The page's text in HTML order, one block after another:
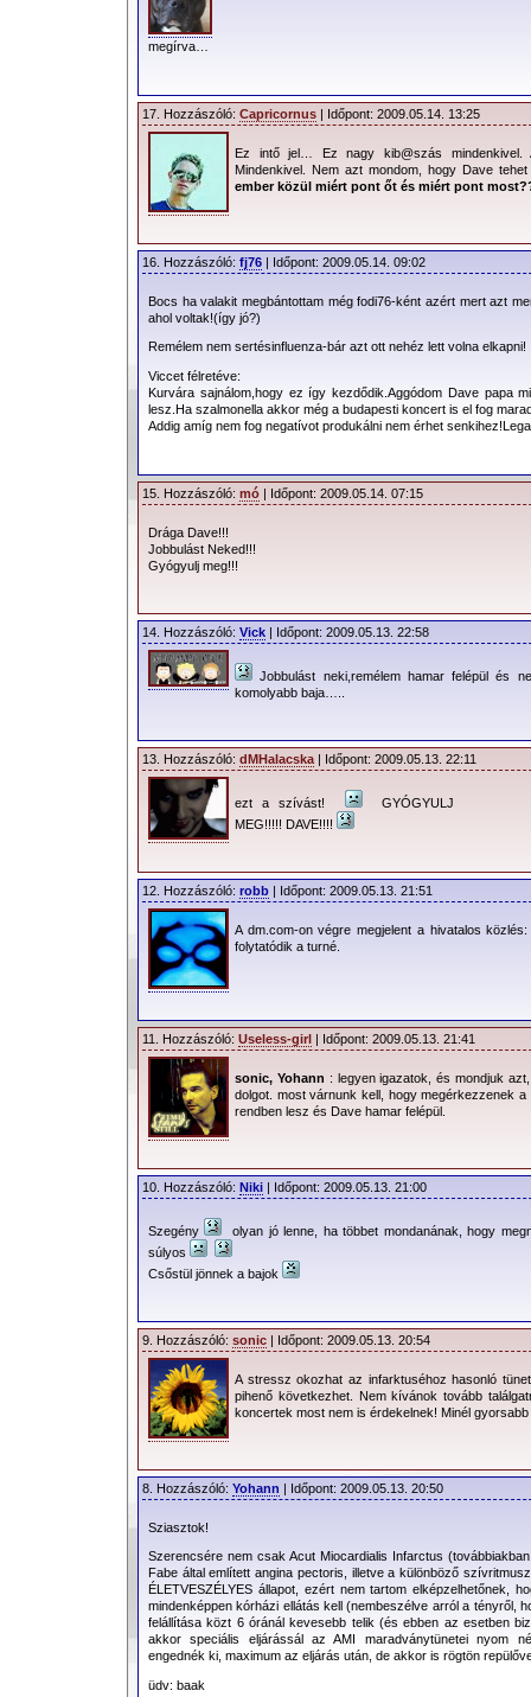
megírva…
17. Hozzászóló: Capricornus | Időpont: 2009.05.14. 13:25
Ez intő jel… Ez nagy kib@szás mindenkivel.
Mindenkivel. Nem azt mondom, hogy Dave
ember közül miért pont őt és miért pont
16. Hozzászóló: fj76 | Időpont: 2009.05.14. 09:02
Bocs ha valakit megbántottam még fodi76-ként azért mert azt
ahol voltak!(így jó?)
Remélem nem sertésinfluenza-bár azt ott nehéz lett volna elkapni!
Viccet félretéve:
Kurvára sajnálom,hogy ez így kezdődik.Aggódom Dave papa
lesz.Ha szalmonella akkor még a budapesti koncert is el fog
Addig amíg nem fog negatívot produkálni nem érhet
15. Hozzászóló: mó | Időpont: 2009.05.14. 07:15
Drága Dave!!!
Jobbulást Neked!!!
Gyógyulj meg!!!
14. Hozzászóló: Vick | Időpont: 2009.05.13. 22:58
Jobbulást neki,remélem hamar felépül és
komolyabb baja…..
13. Hozzászóló: dMHalacska | Időpont: 2009.05.13. 22:11
ezt a szívást!
GYÓGYULJ
MEG!!!!! DAVE!!!!
12. Hozzászóló: robb | Időpont: 2009.05.13. 21:51
A dm.com-on végre megjelent a hivatalos
folytatódik a turné.
11. Hozzászóló: Useless-girl | Időpont: 2009.05.13. 21:41
sonic, Yohann : legyen igazatok, és mondjuk
dolgot. most várnunk kell, hogy megérkezzenek
rendben lesz és Dave hamar felépül.
10. Hozzászóló: Niki | Időpont: 2009.05.13. 21:00
Szegény
olyan jó lenne, ha többet mondanának, hogy
súlyos
Csőstül jönnek a bajok
9. Hozzászóló: sonic | Időpont: 2009.05.13. 20:54
A stressz okozhat az infarktuséhoz hasonló
pihenő következhet. Nem kívánok tovább
koncertek most nem is érdekelnek! Minél
8. Hozzászóló: Yohann | Időpont: 2009.05.13. 20:50
Sziasztok!
Szerencsére nem csak Acut Miocardialis Infarctus
Fabe által említett angina pectoris, illetve a különböző
ÉLETVESZÉLYES állapot, ezért nem tartom elképzelhetőnek,
mindenképpen kórházi ellátás kell (nembeszélve arról a tényről,
felállítása közt 6 óránál kevesebb telik (és ebben az esetben
akkor speciális eljárássál az AMI maradványtünetei nyom
engednék ki, maximum az eljárás után, de akkor is rögtön
üdv: baak